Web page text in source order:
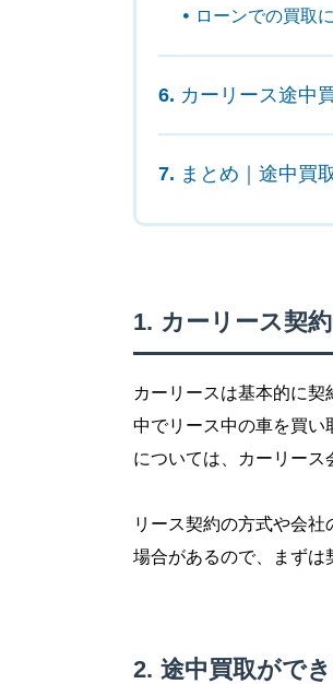
ローンでの買取
カーリース途中
まとめ｜途中買
カーリース契
カーリースは基本的に
中でリース中の車を買い
については、カーリース
リース契約の方式や会
場合があるので、まずは
途中買取がで